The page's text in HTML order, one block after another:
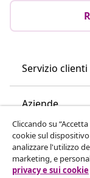
Servizio clienti
Aziende
vidaXL
Scopri di più
Cliccando su
cookie sul
analizzare l'utilizzo
marketing, e
privacy e sui cookie